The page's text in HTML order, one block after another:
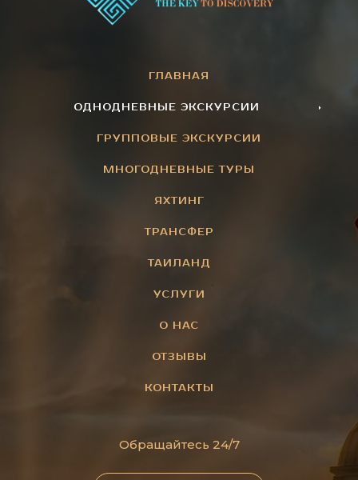
ГЛАВНАЯ
ОДНОДНЕВНЫЕ ЭКСКУРСИИ
ГРУППОВЫЕ ЭКСКУРСИИ
МНОГОДНЕВНЫЕ ТУРЫ
ЯХТИНГ
ТРАНСФЕР
ТАИЛАНД
УСЛУГИ
О НАС
ОТЗЫВЫ
КОНТАКТЫ
Обращайтесь 24/7